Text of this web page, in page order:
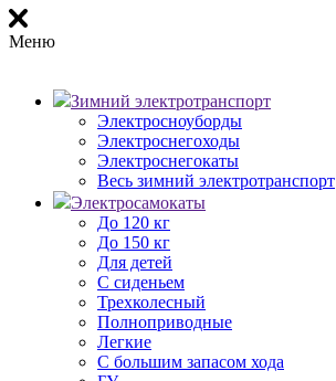
Меню
Зимний электротранспорт
Электросноуборды
Электроснегоходы
Электроснегокаты
Весь зимний электротранспорт
Электросамокаты
До 120 кг
До 150 кг
Для детей
С сиденьем
Трехколесный
Полноприводные
Легкие
С большим запасом хода